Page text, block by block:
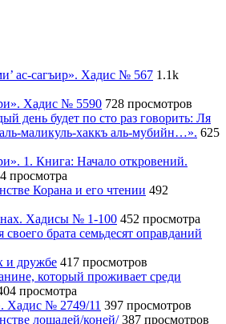
ас-сагъир». Хадис № 567 1.1k
Хадис № 5590 728 просмотров
день будет по сто раз говорить: Ля
маликуль-хаккъ аль-мубийн…». 625
1. Книга: Начало откровений.
просмотра
Корана и его чтении 492
Хадисы № 1-100 452 просмотра
брата семьдесят оправданий
и дружбе 417 просмотров
который проживает среди
просмотра
Хадис № 2749/11 397 просмотров
лошадей/коней/ 387 просмотров